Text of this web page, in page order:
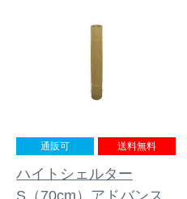
通販可 送料無料
ハイトシェルター